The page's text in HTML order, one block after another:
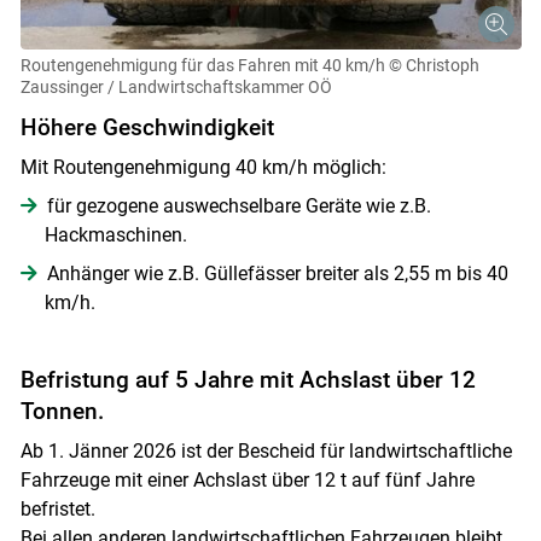
Routengenehmigung für das Fahren mit 40 km/h © Christoph
Zaussinger / Landwirtschaftskammer OÖ
Höhere Geschwindigkeit
Mit Routengenehmigung 40 km/h möglich:
für gezogene auswechselbare Geräte wie z.B.
Hackmaschinen.
Anhänger wie z.B. Güllefässer breiter als 2,55 m bis 40
km/h.
Befristung auf 5 Jahre mit Achslast über 12
Tonnen.
Ab 1. Jänner 2026 ist der Bescheid für landwirtschaftliche
Fahrzeuge mit einer Achslast über 12 t auf fünf Jahre
befristet.